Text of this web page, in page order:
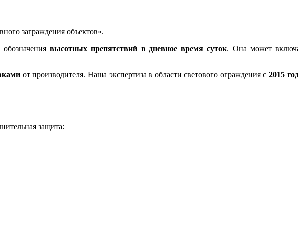
заграждения объектов».
высотных препятствий в дневное время суток. Она может
от производителя. Наша экспертиза в области светового ограждения с2015
защита: